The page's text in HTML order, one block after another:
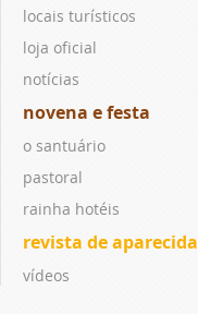
locais turísticos
loja oficial
notícias
novena e festa
o santuário
pastoral
rainha hotéis
revista de aparecida
vídeos